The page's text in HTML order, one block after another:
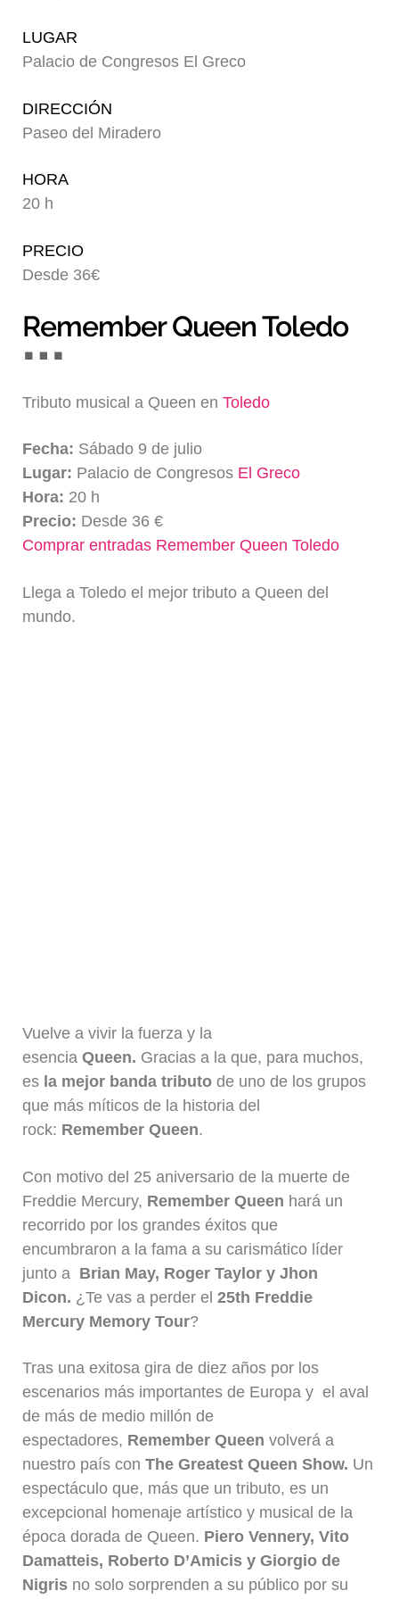
LUGAR
Palacio de Congresos El Greco
DIRECCIÓN
Paseo del Miradero
HORA
20 h
PRECIO
Desde 36€
Remember Queen Toledo
Tributo musical a Queen enToledo
Fecha: Sábado 9 de julio
Lugar: Palacio de Congresos El Greco
Hora: 20 h
Precio: Desde 36 €
Comprar entradas Remember Queen Toledo
Llega a Toledo el mejor tributo a Queen del
mundo.
Vuelve a vivir la fuerza y la
esenciaQueen. Gracias a la que, para muchos,
es la mejor banda tributo de uno de los grupos
que más míticos de la historia del
rock: Remember Queen.
Con motivo del 25 aniversario de la muerte de
Freddie Mercury, Remember Queen hará un
recorrido por los grandes éxitos que
encumbraron a la fama a su carismático líder
junto a Brian May, Roger Taylor y Jhon
Dicon. ¿Te vas a perder el25th Freddie
Mercury Memory Tour?
Tras una exitosa gira de diez años por los
escenarios más importantes de Europa y el aval
de más de medio millón de
espectadores, Remember Queen volverá a
nuestro país conThe Greatest Queen Show. Un
espectáculo que, más que un tributo, es un
excepcional homenaje artístico y musical de la
época dorada de Queen. Piero Vennery, Vito
Damatteis, Roberto D’Amicis y Giorgio de
Nigris no solo sorprenden a su público por su